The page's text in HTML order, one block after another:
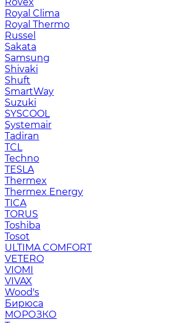
Royal Clima
Royal Thermo
Russel
Sakata
Samsung
Shivaki
Shuft
SmartWay
Suzuki
SYSCOOL
Systemair
Tadiran
TCL
Techno
TESLA
Thermex
Thermex Energy
TICA
TORUS
Toshiba
Tosot
ULTIMA COMFORT
VETERO
VIOMI
VIVAX
Wood's
Бирюса
МОРОЗКО